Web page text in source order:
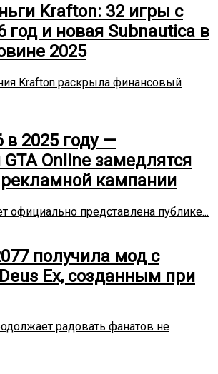
Krafton: 32 игры с
год и новая Subnautica в
2025
Krafton раскрыла финансовый
в 2025 году —
Online замедлятся
кампании
официально представлена публике...
получила мод с
Ex, созданным при
радовать фанатов не